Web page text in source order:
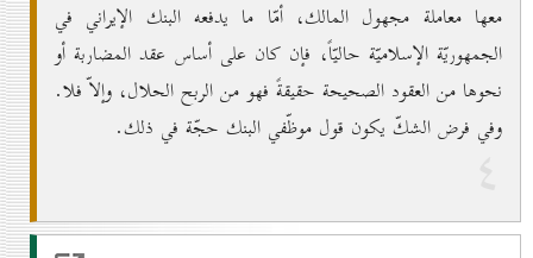
معها معاملة مجهول المالك، أمّا ما يدفعه البنك الإيراني في
الجمهوريّة الإسلاميّة حاليّاً، فإن كان على أساس عقد المضاربة أو
نحوها من العقود الصحيحة حقيقةً فهو من الربح الحلال، وإلاّ فلا.
وفي فرض الشكّ يكون قول موظّفي البنك حجّة في ذلك.
٤